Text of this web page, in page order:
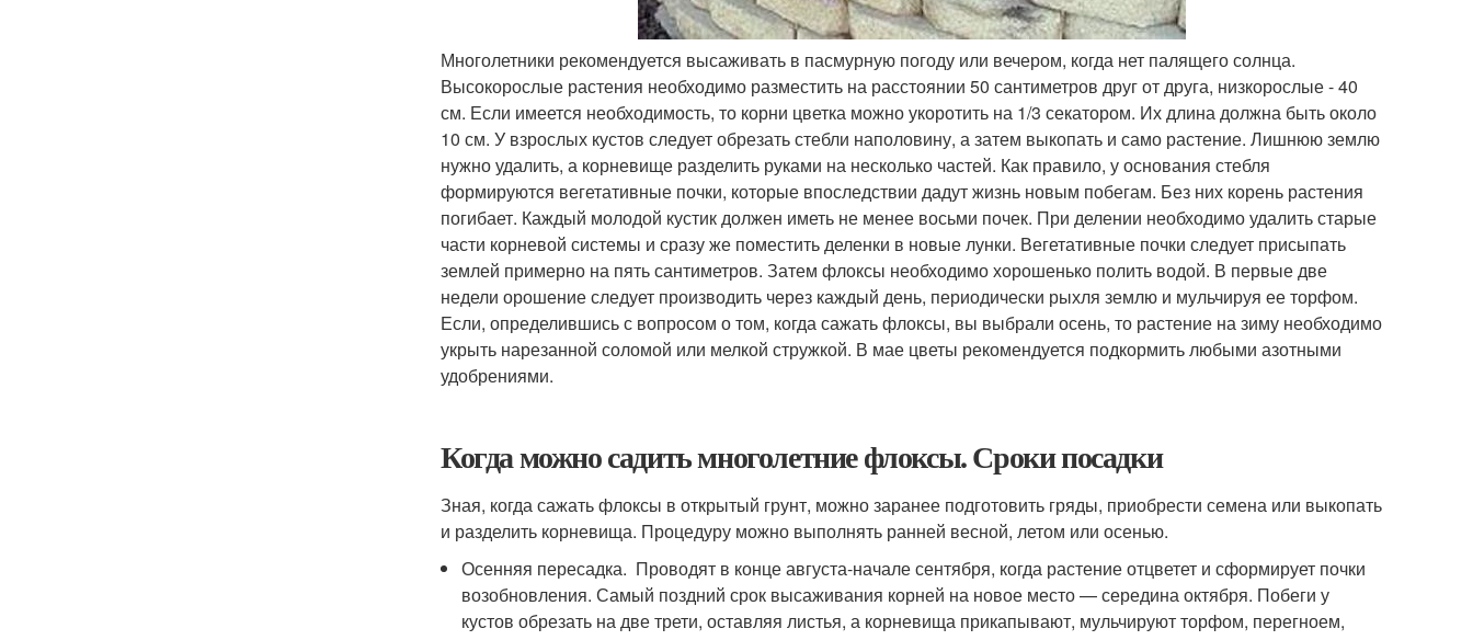
Многолетники рекомендуется высаживать в пасмурную погоду или вечером, когда нет палящего солнца.
Высокорослые растения необходимо разместить на расстоянии 50 сантиметров друг от друга, низкорослые - 40
см. Если имеется необходимость, то корни цветка можно укоротить на 1/3 секатором. Их длина должна быть около
10 см. У взрослых кустов следует обрезать стебли наполовину, а затем выкопать и само растение. Лишнюю землю
нужно удалить, а корневище разделить руками на несколько частей. Как правило, у основания стебля
формируются вегетативные почки, которые впоследствии дадут жизнь новым побегам. Без них корень растения
погибает. Каждый молодой кустик должен иметь не менее восьми почек. При делении необходимо удалить старые
части корневой системы и сразу же поместить деленки в новые лунки. Вегетативные почки следует присыпать
землей примерно на пять сантиметров. Затем флоксы необходимо хорошенько полить водой. В первые две
недели орошение следует производить через каждый день, периодически рыхля землю и мульчируя ее торфом.
Если, определившись с вопросом о том, когда сажать флоксы, вы выбрали осень, то растение на зиму необходимо
укрыть нарезанной соломой или мелкой стружкой. В мае цветы рекомендуется подкормить любыми азотными
удобрениями.
Когда можно садить многолетние флоксы. Сроки посадки
Зная, когда сажать флоксы в открытый грунт, можно заранее подготовить гряды, приобрести семена или выкопать
и разделить корневища. Процедуру можно выполнять ранней весной, летом или осенью.
Осенняя пересадка. Проводят в конце августа-начале сентября, когда растение отцветет и сформирует почки
возобновления. Самый поздний срок высаживания корней на новое место — середина октября. Побеги у
кустов обрезать на две трети, оставляя листья, а корневища прикапывают, мульчируют торфом, перегноем,